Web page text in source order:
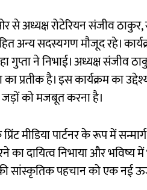
अध्यक्ष रोटेरियन संजीव ठाकुर,
अन्य सदस्यगण मौजूद रहे।
गुप्ता ने निभाई। अध्यक्ष
प्रतीक है। इस कार्यक्रम का
को मजबूत करना है।
मीडिया पार्टनर के रूप में
का दायित्व निभाया और
सांस्कृतिक पहचान को एक नई